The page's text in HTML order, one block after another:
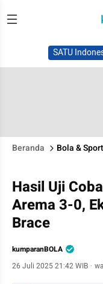
SATU
Beranda Bola &
Hasil Uji
Arema 3-0,
Brace
kumparanBOLA
26 Juli 2025 21:42 WIB ·